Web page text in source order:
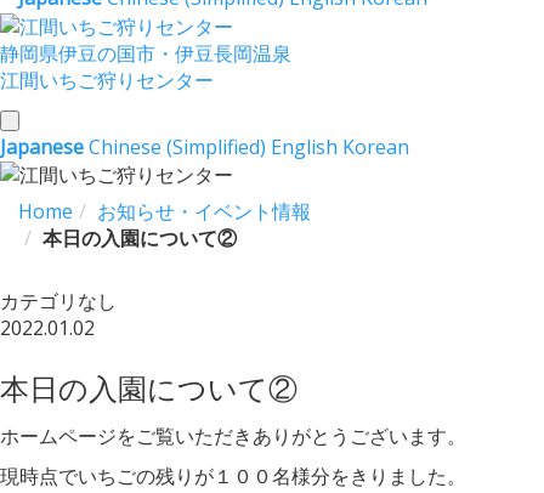
静岡県伊豆の国市・伊豆長岡温泉
江間いちご狩りセンター
toggle
navigation
JapaneseChinese (Simplified) English Korean
Home
お知らせ・イベント情報
本日の入園について②
カテゴリなし
2022.01.02
本日の入園について②
ホームページをご覧いただきありがとうございます。
現時点でいちごの残りが１００名様分をきりました。